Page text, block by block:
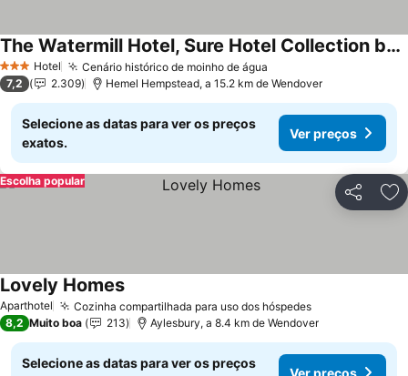
3 EstrelasHotel Cenário histórico de moinho de água
The Watermill Hotel, Sure Hotel Collection by Best Western
7,2 2.309 Hemel Hempstead, a 15.2 km de Wendover
Selecione as datas para ver os preços
exatos.
Ver preços
Partilhar
Escolha popular
Aparthotel Cozinha compartilhada para uso dos hóspedes
Lovely Homes
8,2 Muito boa 213 Aylesbury, a 8.4 km de Wendover
Selecione as datas para ver os preços
Ver preços